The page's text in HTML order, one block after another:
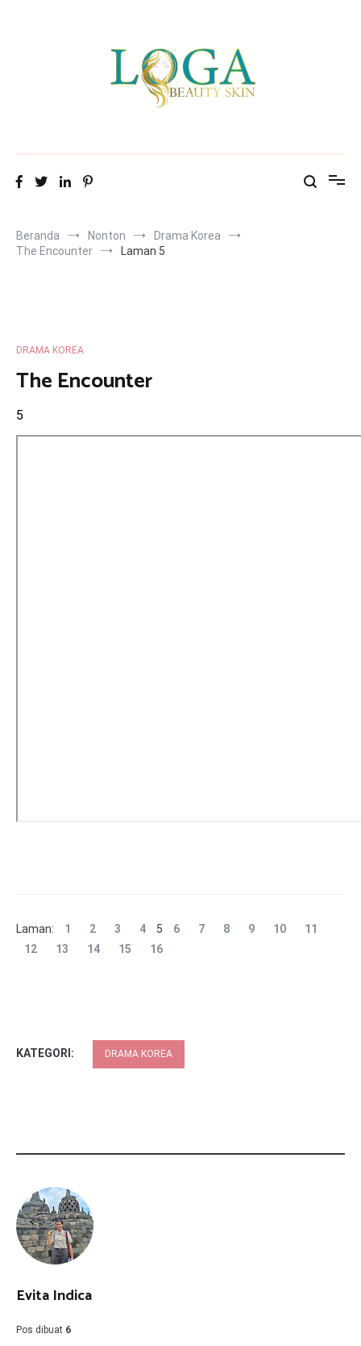
Mitra Loga Beauty Skin
Beranda Nonton
Drama Korea
The Encounter
Laman 5
DRAMA KOREA
The Encounter
5
Laman: 1 2 3 4 5 6 7 8 9 10
11
12
13 14 15 16
KATEGORI: DRAMA KOREA
Evita Indica
Pos dibuat 6